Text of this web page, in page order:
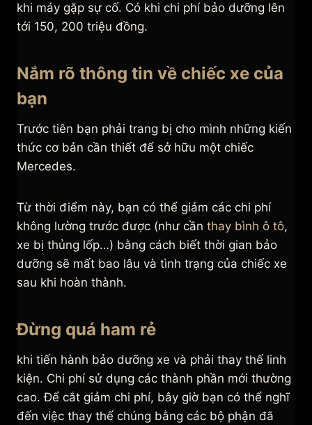
khi máy gặp sự cố. Có khi chi phí bảo dưỡng lên
tới 150, 200 triệu đồng.
Nắm rõ thông tin về chiếc xe của
bạn
Trước tiên bạn phải trang bị cho mình những kiến
thức cơ bản cần thiết để sở hữu một chiếc
Mercedes.
Từ thời điểm này, bạn có thể giảm các chi phí
không lường trước được (như cần thay bình ô tô,
xe bị thủng lốp…) bằng cách biết thời gian bảo
dưỡng sẽ mất bao lâu và tình trạng của chiếc xe
sau khi hoàn thành.
Đừng quá ham rẻ
khi tiến hành bảo dưỡng xe và phải thay thế linh
kiện. Chi phí sử dụng các thành phần mới thường
cao. Để cắt giảm chi phí, bây giờ bạn có thể nghĩ
đến việc thay thế chúng bằng các bộ phận đã